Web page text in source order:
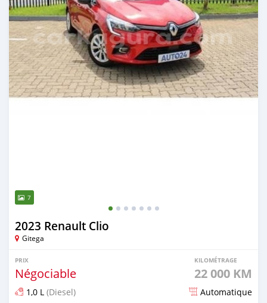
7
2023 Renault Clio
Gitega
PRIX
Négociable
KILOMÉTRAGE
22 000 KM
1,0 L (Diesel) Automatique